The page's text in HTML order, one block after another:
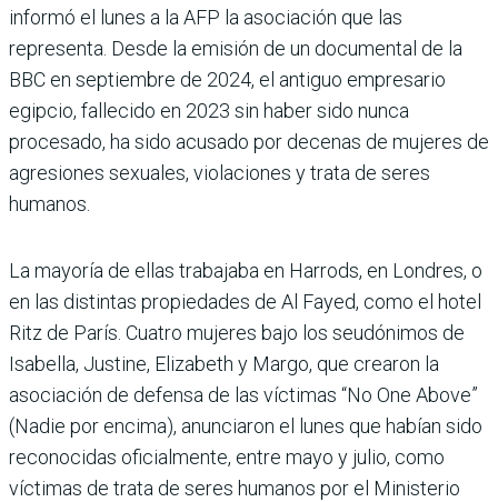
informó el lunes a la AFP la asociación que las
representa. Desde la emisión de un documental de la
BBC en septiembre de 2024, el antiguo empresario
egipcio, fallecido en 2023 sin haber sido nunca
procesado, ha sido acusado por decenas de mujeres de
agresiones sexuales, violaciones y trata de seres
humanos.
La mayoría de ellas trabajaba en Harrods, en Londres, o
en las distintas propiedades de Al Fayed, como el hotel
Ritz de París. Cuatro mujeres bajo los seudónimos de
Isabella, Justine, Elizabeth y Margo, que crearon la
asociación de defensa de las víctimas “No One Above”
(Nadie por encima), anunciaron el lunes que habían sido
reconocidas oficialmente, entre mayo y julio, como
víctimas de trata de seres humanos por el Ministerio